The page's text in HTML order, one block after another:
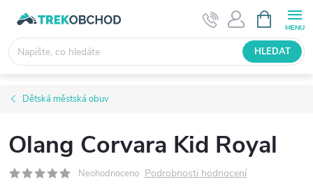
obsah
HLEDAT
NÁKUPNÍ
KOŠÍK
Dětská městská obuv
Olang Corvara Kid Royal
Neohodnoceno Podrobnosti hodnocení